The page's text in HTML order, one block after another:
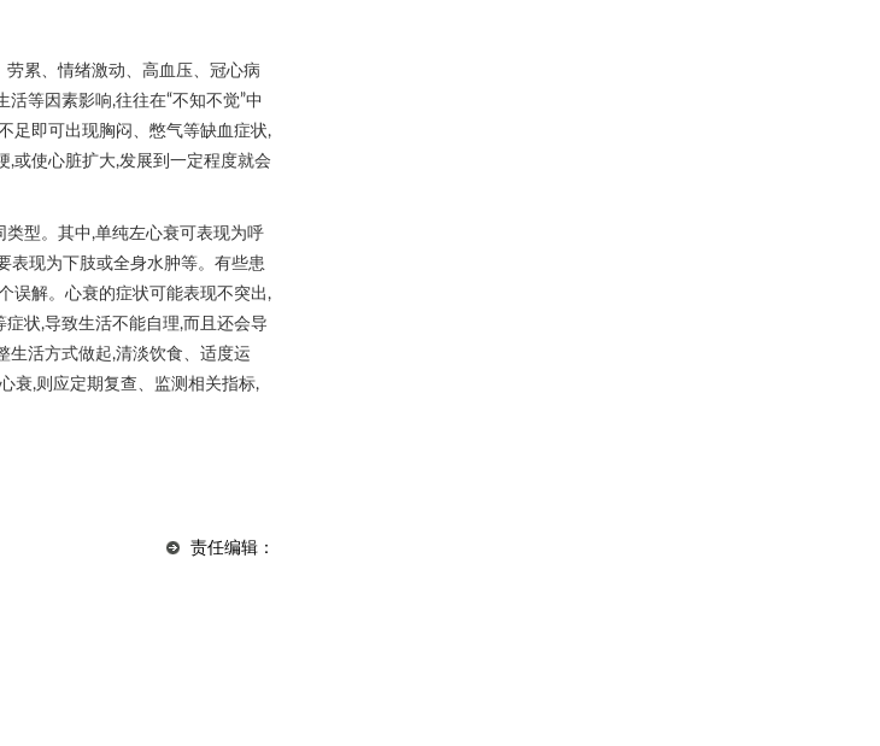
累、情绪激动、高血压、冠心病
等因素影响,往往在“不知不觉”中
足即可出现胸闷、憋气等缺血症状,
,或使心脏扩大,发展到一定程度就会
型。其中,单纯左心衰可表现为呼
表现为下肢或全身水肿等。有些患
误解。心衰的症状可能表现不突出,
状,导致生活不能自理,而且还会导
生活方式做起,清淡饮食、适度运
衰,则应定期复查、监测相关指标,
责任编辑：